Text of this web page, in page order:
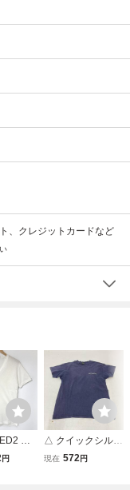
、クレジットカードなど
デ
ード
円
△ クイックシルバ
ー Quiksilver 半袖
現在 572円